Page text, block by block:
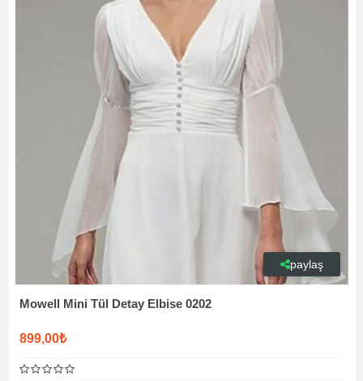
paylaş
Mowell Mini Tül Detay Elbise 0202
899,00₺